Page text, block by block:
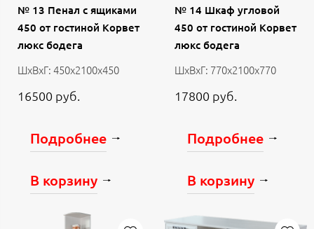
№ 13 Пенал с ящиками
450 от гостиной Корвет
люкс бодега
ШхВхГ: 450х2100х450
16500 руб.
Подробнее
В корзину
№ 14 Шкаф угловой
450 от гостиной Корвет
люкс бодега
ШхВхГ: 770х2100х770
17800 руб.
Подробнее
В корзину